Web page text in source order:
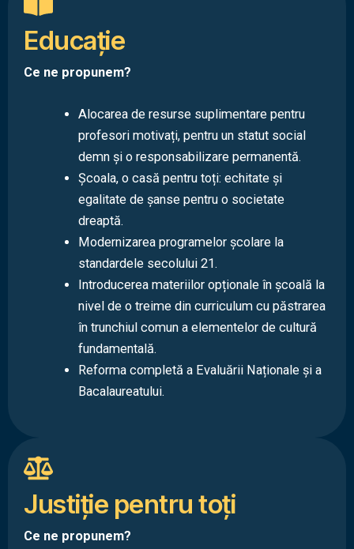
Educație
Ce ne propunem?
Alocarea de resurse suplimentare pentru
profesori motivați, pentru un statut social
demn și o responsabilizare permanentă.
Școala, o casă pentru toți: echitate și
egalitate de șanse pentru o societate
dreaptă.
Modernizarea programelor școlare la
standardele secolului 21.
Introducerea materiilor opționale în școală la
nivel de o treime din curriculum cu păstrarea
în trunchiul comun a elementelor de cultură
fundamentală.
Reforma completă a Evaluării Naționale și a
Bacalaureatului.
Justiție pentru toți
Ce ne propunem?